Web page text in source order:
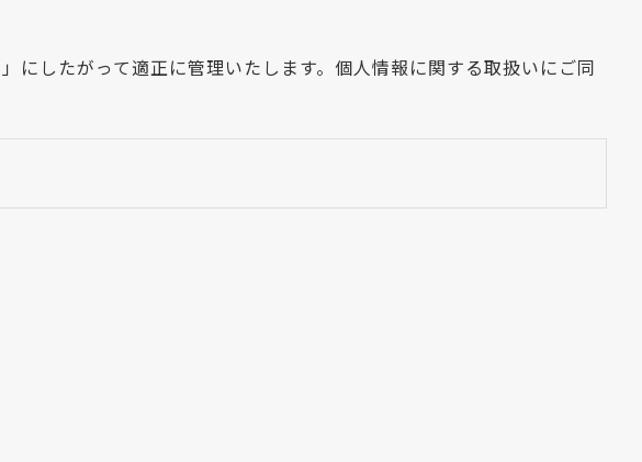
」にしたがって適正に管理いたします。個人情報に関する取扱いにご同